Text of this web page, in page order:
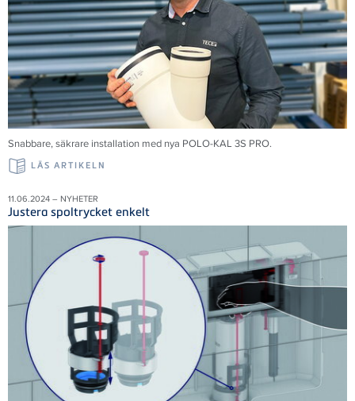
Snabbare, säkrare installation med nya POLO-KAL 3S PRO.
LÄS ARTIKELN
11.06.2024 – NYHETER
Justera spoltrycket enkelt